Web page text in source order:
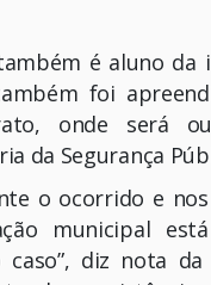
é aluno
foi
onde será
da Segurança
o ocorrido e
municipal
caso”, diz nota